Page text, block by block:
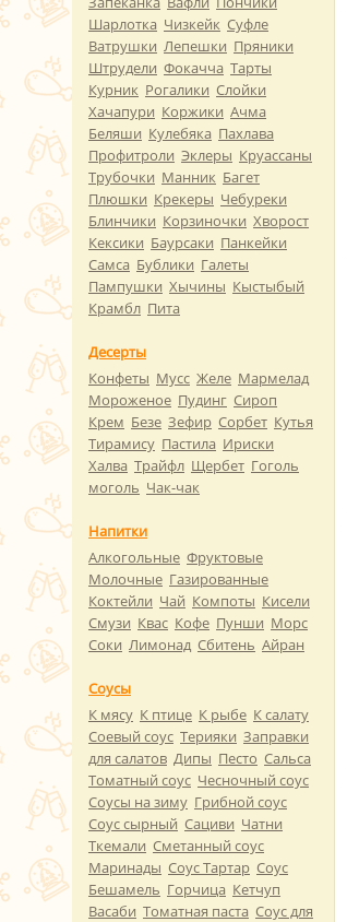
Шарлотка Чизкейк Суфле
Ватрушки Лепешки Пряники
Штрудели Фокачча Тарты
Курник Рогалики Слойки
Хачапури Коржики Ачма
Беляши Кулебяка Пахлава
Профитроли Эклеры Круассаны
Трубочки Манник Багет
Плюшки Крекеры Чебуреки
Блинчики Корзиночки Хворост
Кексики Баурсаки Панкейки
Самса Бублики Галеты
Пампушки Хычины Кыстыбый
Крамбл Пита
Десерты
Конфеты Мусс Желе Мармелад
Мороженое Пудинг Сироп
Крем Безе Зефир Сорбет Кутья
Тирамису Пастила Ириски
Халва Трайфл Щербет Гоголь
моголь Чак-чак
Напитки
Алкогольные Фруктовые
Молочные Газированные
Коктейли Чай Компоты Кисели
Смузи Квас Кофе Пунши Морс
Соки Лимонад Сбитень Айран
Соусы
К мясу К птице К рыбе К салату
Соевый соус Терияки Заправки
для салатов Дипы Песто Сальса
Томатный соус Чесночный соус
Соусы на зиму Грибной соус
Соус сырный Сациви Чатни
Ткемали Сметанный соус
Маринады Соус Тартар Соус
Бешамель Горчица Кетчуп
Васаби Томатная паста Соус для